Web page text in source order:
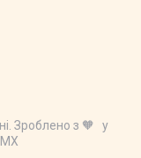
Зроблено з 🧡 у